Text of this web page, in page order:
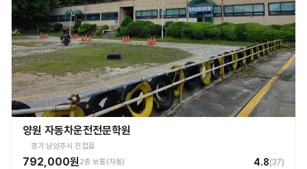
양원 자동차운전전문학원
경기 남양주시 진접읍
792,000원 2종 보통(자동) 4.8(37)